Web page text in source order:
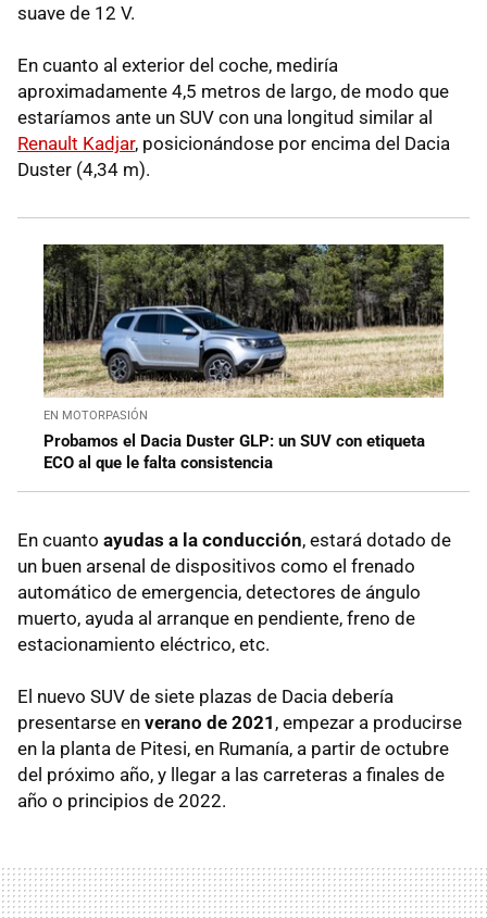
suave de 12 V.
En cuanto al exterior del coche, mediría
aproximadamente 4,5 metros de largo, de modo que
estaríamos ante un SUV con una longitud similar al
Renault Kadjar, posicionándose por encima del Dacia
Duster (4,34 m).
EN MOTORPASIÓN
Probamos el Dacia Duster GLP: un SUV con etiqueta
ECO al que le falta consistencia
En cuanto ayudas a la conducción, estará dotado de
un buen arsenal de dispositivos como el frenado
automático de emergencia, detectores de ángulo
muerto, ayuda al arranque en pendiente, freno de
estacionamiento eléctrico, etc.
El nuevo SUV de siete plazas de Dacia debería
presentarse en verano de 2021 , empezar a producirse
en la planta de Pitesi, en Rumanía, a partir de octubre
del próximo año, y llegar a las carreteras a finales de
año o principios de 2022.